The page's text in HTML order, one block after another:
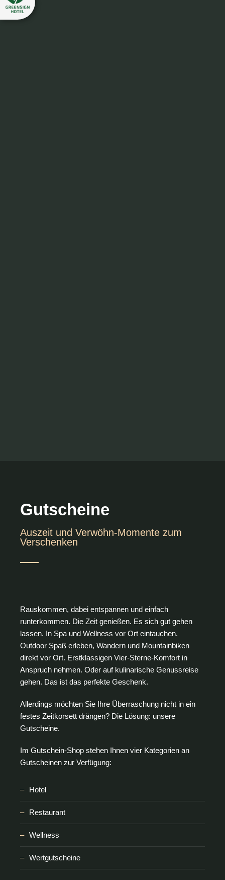
Gutscheine
Auszeit und Verwöhn-Momente zum
Verschenken
Rauskommen, dabei entspannen und einfach
runterkommen. Die Zeit genießen. Es sich gut gehen
lassen. In Spa und Wellness vor Ort eintauchen.
Outdoor Spaß erleben, Wandern und Mountainbiken
direkt vor Ort. Erstklassigen Vier-Sterne-Komfort in
Anspruch nehmen. Oder auf kulinarische Genussreise
gehen. Das ist das perfekte Geschenk.
Allerdings möchten Sie Ihre Überraschung nicht in ein
festes Zeitkorsett drängen? Die Lösung: unsere
Gutscheine.
Im Gutschein-Shop stehen Ihnen vier Kategorien an
Gutscheinen zur Verfügung:
Hotel
Restaurant
Wellness
Wertgutscheine